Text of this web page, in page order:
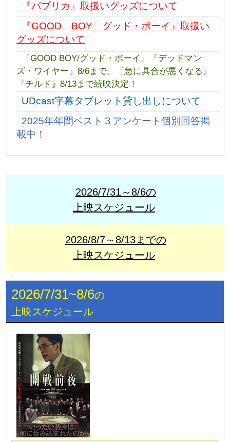
『パプリカ』取扱いグッズについて
『GOOD BOY グッド・ボーイ』取扱い
グッズについて
『GOOD BOY/グッド・ボーイ』『デッドマン
ズ・ワイヤー』8/6まで、『急に具合が悪くなる』
『チルド』8/13まで続映決定！
UDcast字幕タブレット貸し出しについて
2025年年間ベスト３アンケート個別回答掲
載中！
2026/7/31～8/6の
上映スケジュール
2026/8/7～8/13までの
上映スケジュール
2026/7/31~8/6の
上映スケジュール